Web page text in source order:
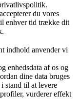
du vores
enhver tid trække dit
indhold anvender vi
enhedsdata af os og
dine data bruges
stand til at levere
vurderer effekt